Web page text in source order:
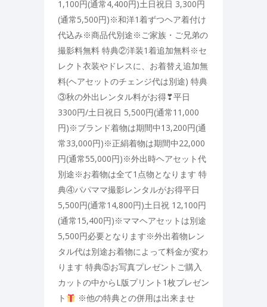
1,100円(通常4,400円)土日祝日 3,300円
(通常5,500円)※和洋1着ずつヘア着付け
代込み※商品代別途※ご家族・ご兄弟の
撮影料無料 特典②洋装1着追加無料※セ
レクト衣装やドレスに、お着替え追加無
料(ヘアセットのチェンジ代は別途) 特典
③秋の外出レンタル料がお得❣平日
3300円/土日祝日 5,500円(通常11,000
円)※ブランド着物は期間中13,200円(通
常33,000円)※正絹着物は期間中22,000
円(通常55,000円)※外出時ヘアセット代
別途※お着物は全て1点物となります 特
典④パパママ撮影レンタルがお得平日
5,500円(通常14,800円)土日祝 12,100円
(通常15,400円)※ママヘアセットは別途
5,500円必要となります※外出着物レン
タル代は別途お着物によって料金が変わ
ります 特典⑤お写真プレゼントご購入
カットの中からL版プリント1枚プレゼン
ト
※他の特典との併用は出来ませ